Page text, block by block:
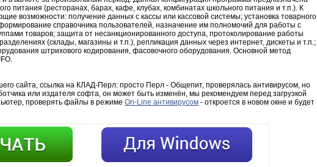
питания (ресторанах, барах, кафе, клубах, комбинатах школьного питания и т.п.). К
возможности: получение данных с кассы или кассовой системы; установка товарного
справочника пользователей, назначение им полномочий для работы с
товаров; защита от несанкционированного доступа, протоколирование работы
(склады, магазины и т.п.), репликация данных через интернет, дискеты и т.п.;
штрихового кодирования, фасовочного оборудования. Основной метод
сайта, ссылка на КЛАД-Перл: просто Перл - Общепит, проверялась антивирусом, но
или издателя софта, он может быть изменён, мы рекомендуем перед загрузкой
проверять файлы в режиме On-Line антивирусом - откроется в новом окне и будет